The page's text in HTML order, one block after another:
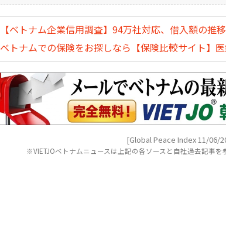
【ベトナム企業信用調査】94万社対応、借入額の推
ベトナムでの保険をお探しなら【保険比較サイト】
[Global Peace Index 11/06/
※VIETJOベトナムニュースは上記の各ソースと自社過去記事